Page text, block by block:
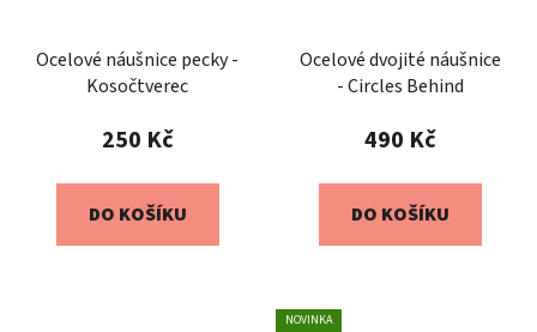
Ocelové náušnice pecky -
Kosočtverec
250 Kč
DO KOŠÍKU
Ocelové dvojité náušnice
- Circles Behind
490 Kč
DO KOŠÍKU
NOVINKA